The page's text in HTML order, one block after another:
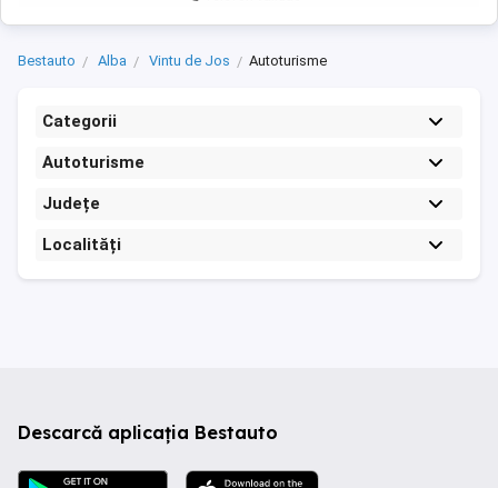
Bestauto Alba Vintu de Jos Autoturisme
Categorii
Autoturisme
Județe
Localități
Descarcă aplicația Bestauto